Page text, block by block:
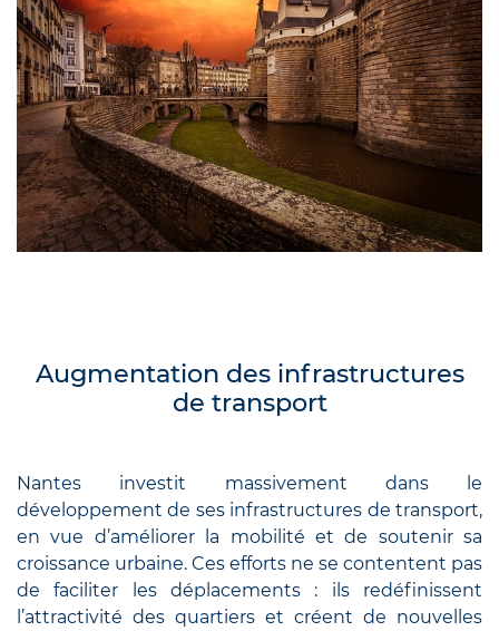
Augmentation des infrastructures
de transport
Nantes investit massivement dans le
développement de ses infrastructures de transport,
en vue d’améliorer la mobilité et de soutenir sa
croissance urbaine. Ces efforts ne se contentent pas
de faciliter les déplacements : ils redéfinissent
l’attractivité des quartiers et créent de nouvelles